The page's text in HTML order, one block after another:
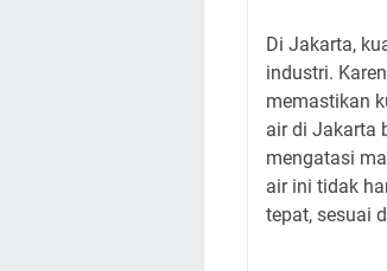
Di Jakarta,
industri.
memastikan
air di Jakarta
mengatasi
air ini tidak
tepat, sesuai